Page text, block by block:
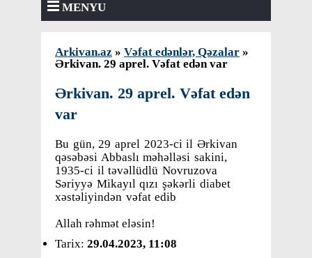
MENYU
Arkivan.az » Vəfat edənlər, Qəzalar »
Ərkivan. 29 aprel. Vəfat edən var
Ərkivan. 29 aprel. Vəfat edən
var
Bu gün, 29 aprel 2023-ci il Ərkivan
qəsəbəsi Abbaslı məhəlləsi sakini,
1935-ci il təvəllüdlü Novruzova
Səriyyə Mikayıl qızı şəkərli diabet
xəstəliyindən vəfat edib
Allah rəhmət eləsin!
Tarix: 29.04.2023, 11:08